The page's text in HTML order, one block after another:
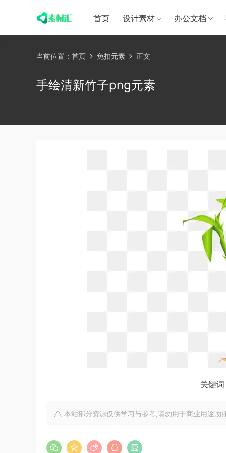
首页 设计素材 办公文档
当前位置： 首页 免扣元素 正文
手绘清新竹子png元素
关键
本站部分资源仅供学习与参考,请勿用于商业用途,